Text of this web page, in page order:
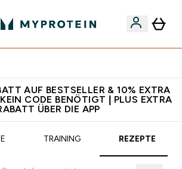
AUF BESTSELLER & 10% EXTRA
CODE BENÖTIGT | PLUS EXTRA
ÜBER DIE APP
TRAINING REZEPTE